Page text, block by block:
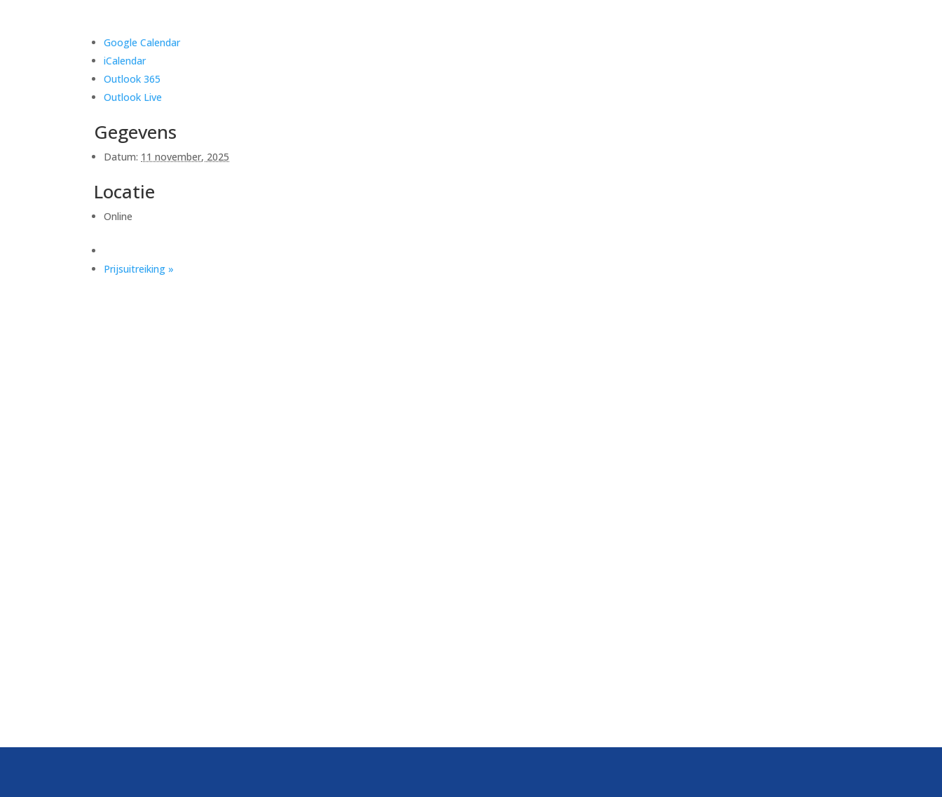
Google Calendar
iCalendar
Outlook 365
Outlook Live
Gegevens
Datum: 11 november, 2025
Locatie
Online
Prijsuitreiking»